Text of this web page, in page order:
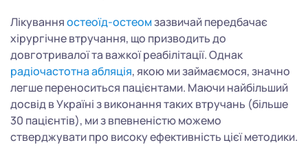
Лікуванняостеоїд-остеомзазвичай передбачає
хірургічне втручання, що призводить до
довготривалої та важкої реабілітації. Однак
радіочастотна абляція, якою ми займаємося, значно
легше переноситься пацієнтами. Маючи найбільший
досвід в Україні з виконання таких втручань (більше
30 пацієнтів), ми з впевненістю можемо
стверджувати про високу ефективність цієї методики.